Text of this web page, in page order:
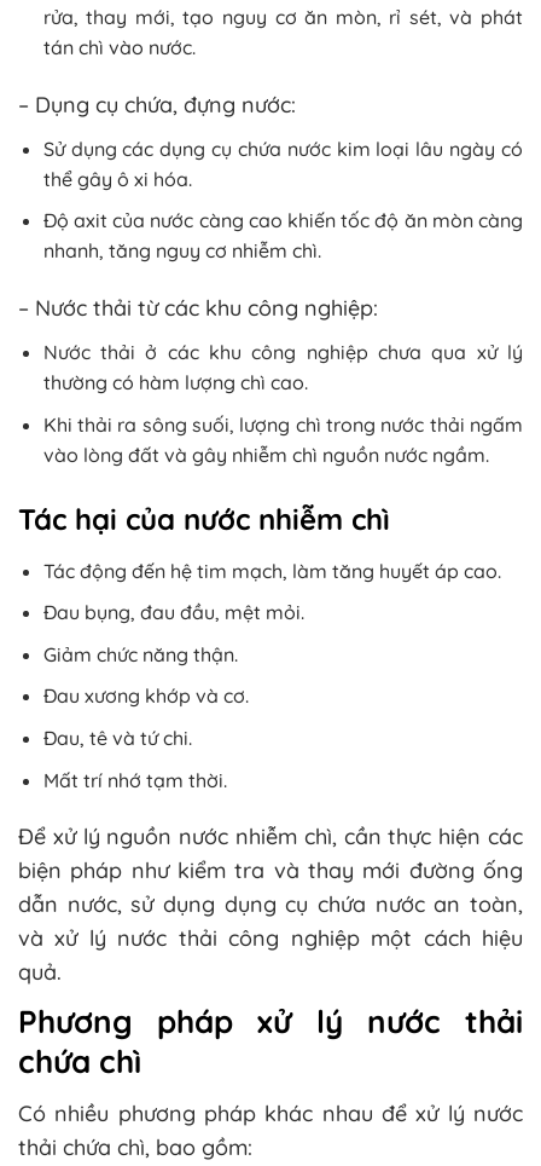
rửa, thay mới, tạo nguy cơ ăn mòn, rỉ sét, và phát
tán chì vào nước.
– Dụng cụ chứa, đựng nước:
Sử dụng các dụng cụ chứa nước kim loại lâu ngày có
thể gây ô xi hóa.
Độ axit của nước càng cao khiến tốc độ ăn mòn càng
nhanh, tăng nguy cơ nhiễm chì.
– Nước thải từ các khu công nghiệp:
Nước thải ở các khu công nghiệp chưa qua xử lý
thường có hàm lượng chì cao.
Khi thải ra sông suối, lượng chì trong nước thải ngấm
vào lòng đất và gây nhiễm chì nguồn nước ngầm.
Tác hại của nước nhiễm chì
Tác động đến hệ tim mạch, làm tăng huyết áp cao.
Đau bụng, đau đầu, mệt mỏi.
Giảm chức năng thận.
Đau xương khớp và cơ.
Đau, tê và tứ chi.
Mất trí nhớ tạm thời.
Để xử lý nguồn nước nhiễm chì, cần thực hiện các
biện pháp như kiểm tra và thay mới đường ống
dẫn nước, sử dụng dụng cụ chứa nước an toàn,
và xử lý nước thải công nghiệp một cách hiệu
quả.
Phương pháp xử lý nước thải
chứa chì
Có nhiều phương pháp khác nhau để xử lý nước
thải chứa chì, bao gồm: